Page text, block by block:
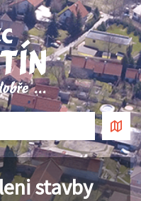
stavby